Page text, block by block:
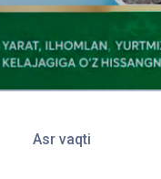
Asr vaqti